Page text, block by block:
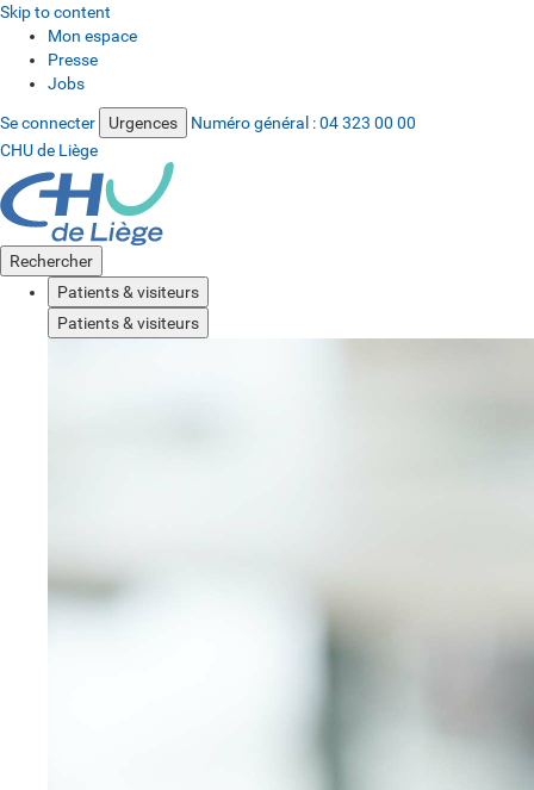
Skip to content
Mon espace
Presse
Jobs
Se connecter Urgences Numéro général :04 323 00 00
CHU de Liège
Rechercher
Patients & visiteurs
Patients & visiteurs